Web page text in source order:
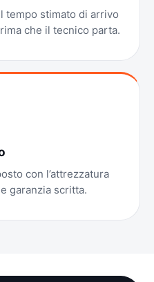
tempo stimato di arrivo
che il tecnico parta.
con l’attrezzatura
garanzia scritta.